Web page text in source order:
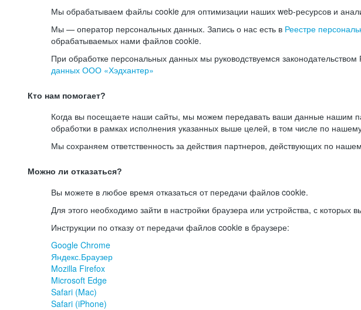
Мы обрабатываем файлы cookie для оптимизации наших web-ресурсов и
Мы — оператор персональных данных. Запись о нас есть в Реестре
обрабатываемых нами файлов cookie.
При обработке персональных данных мы руководствуемся
данных ООО «Хэдхантер»
Кто нам помогает?
Когда вы посещаете наши сайты, мы можем передавать ваши данные
обработки в рамках исполнения указанных выше целей, в том числе по
Мы сохраняем ответственность за действия партнеров, действующих по
Можно ли отказаться?
Вы можете в любое время отказаться от передачи файлов cookie.
Для этого необходимо зайти в настройки браузера или устройства, с
Инструкции по отказу от передачи файлов cookie в браузере:
Google Chrome
Яндекс.Браузер
Mozilla Firefox
Microsoft Edge
Safari (Mac)
Safari (iPhone)